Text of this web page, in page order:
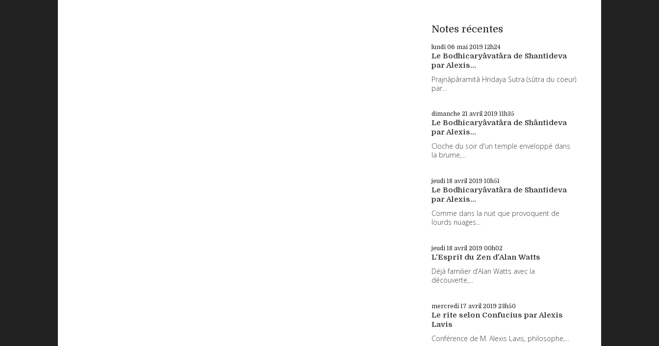
Notes récentes
lundi 06 mai 2019 12h24
Le Bodhicaryâvatâra de Shantideva
par Alexis...
Prajnâpâramitâ Hridaya Sutra (sûtra du coeur)
par...
dimanche 21 avril 2019 11h35
Le Bodhicaryâvatâra de Shântideva
par Alexis...
Cloche du soir d'un temple enveloppé dans
la brume,...
jeudi 18 avril 2019 10h51
Le Bodhicaryâvatâra de Shantideva
par Alexis...
Comme dans la nuit que provoquent de
lourds nuages...
jeudi 18 avril 2019 00h02
L'Esprit du Zen d'Alan Watts
Déjà familier d’Alan Watts avec la
découverte,...
mercredi 17 avril 2019 23h50
Le rite selon Confucius par Alexis
Lavis
Conférence de M. Alexis Lavis, philosophe,...